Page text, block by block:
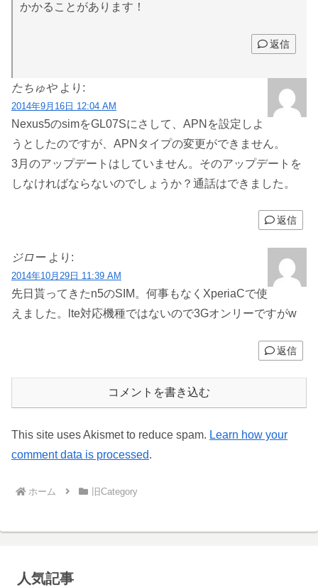
かかることがあります！
返信
たちゅや より:
2014年9月16日 12:04 AM
Nexus5のsimをGL07Sにさして、APNを設定しよ
うとしたのですが、APNタイプの変更ができません。
3月のアップデートはしていません。そのアップデートを
しなければならないのでしょうか？通話はできました。
返信
ジロー より:
2014年10月29日 11:39 AM
先日貰ってきたn5のSIM。何事もなくXperiaCで使
えました。lte対応機種ではないので3Gオンリーですがw
返信
コメントを書き込む
This site uses Akismet to reduce spam. Learn how your
comment data is processed.
ホーム 旧Category
人気記事